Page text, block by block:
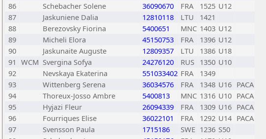
86
Schebacher Solene 36090670 FRA 1525 U12
87
Jaskuniene Dalia 12810118 LTU
1421
88
Berezovsky Fiorina 5400651 MNC 1403 U12
89
Micheli Elora 45150753 FRA 1396 U12
90
Jaskunaite Auguste 12809357 LTU 1386 U18
91 WCM Svergina Sofya 24276120 RUS 1350 U10
92
Nevskaya Ekaterina 551033402 FRA
1349
93
Wittenberg Serena 36034576 FRA 1348 U16 PACA
94
Thoreux-Josso Ambre 5400813 MNC 1316 U10 PACA
95
Hyjazi Fleur 26094339 FRA 1309 U16 PACA
96
Fourriques Elise 36022101 FRA 1292 U14 PACA
97
Svensson Paula 1715186 SWE 1236 S50